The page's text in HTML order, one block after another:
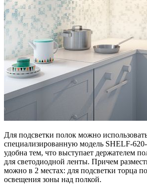
Для подсветки полок можно
специализированную модель SHELF-
удобна тем, что выступает держателем
для светодиодной ленты. Причем
можно в 2 местах: для подсветки торца
освещения зоны над полкой.